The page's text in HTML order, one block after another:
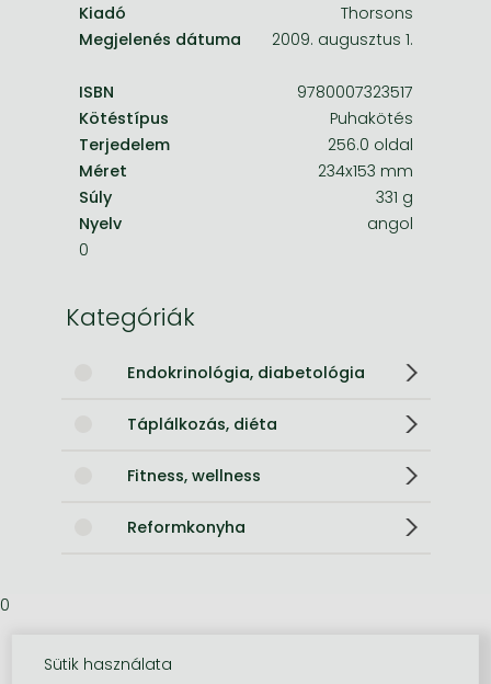
Kiadó
Thorsons
Megjelenés dátuma
2009. augusztus 1.
ISBN
9780007323517
Kötéstípus
Puhakötés
Terjedelem
256.0 oldal
Méret
234x153 mm
Súly
331 g
Nyelv
angol
0
Kategóriák
Endokrinológia, diabetológia
Táplálkozás, diéta
Fitness, wellness
Reformkonyha
0
Sütik használata